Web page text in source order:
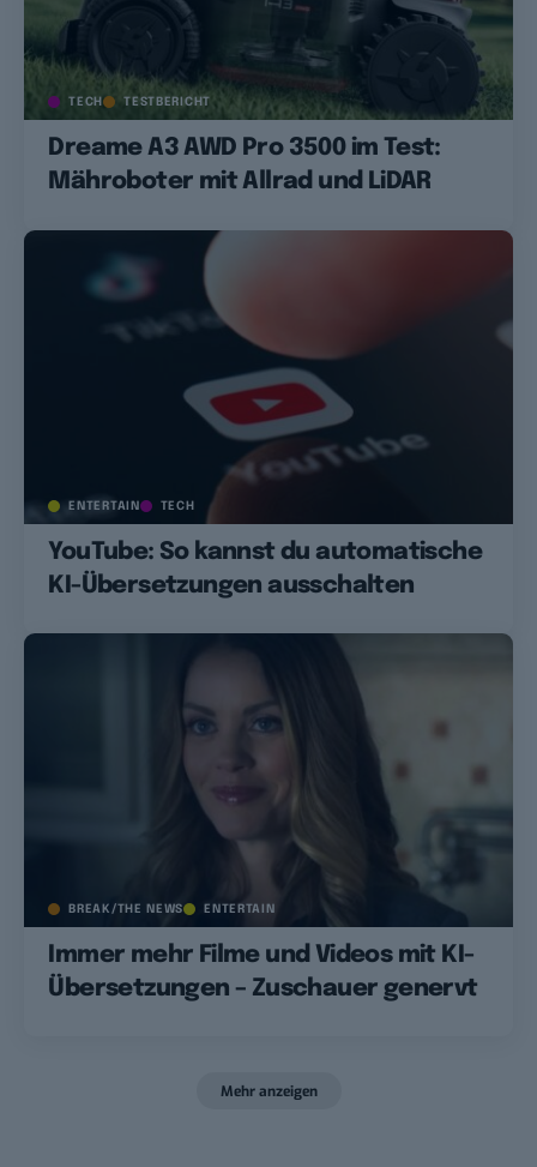
TECH TESTBERICHT
Dreame A3 AWD Pro 3500 im Test:
Mähroboter mit Allrad und LiDAR
ENTERTAIN TECH
YouTube: So kannst du automatische
KI-Übersetzungen ausschalten
BREAK/THE NEWS ENTERTAIN
Immer mehr Filme und Videos mit KI-
Übersetzungen – Zuschauer genervt
Mehr anzeigen